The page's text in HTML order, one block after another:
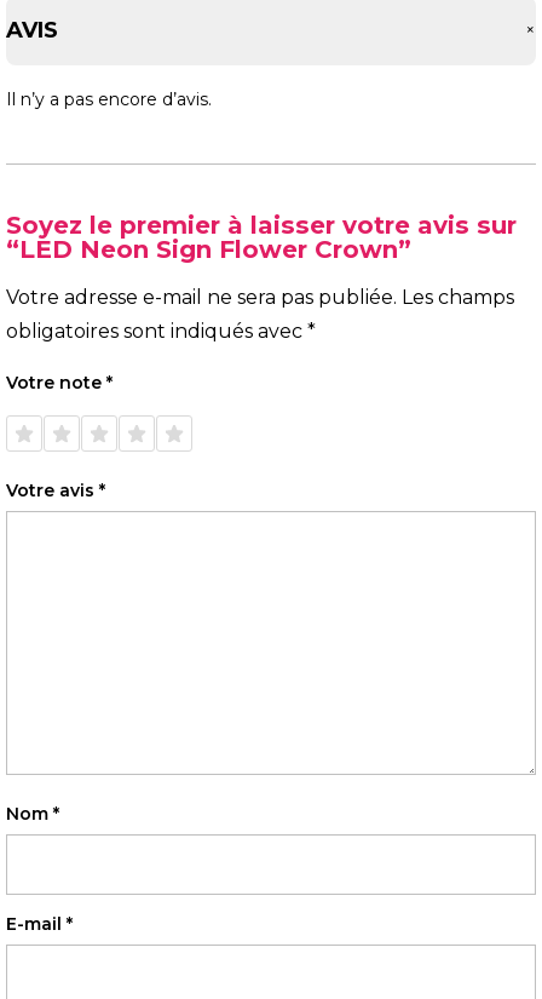
AVIS +
Il n’y a pas encore d’avis.
Soyez le premier à laisser votre avis sur
“LED Neon Sign Flower Crown”
Votre adresse e-mail ne sera pas publiée. Les champs
obligatoires sont indiqués avec *
Votre note *
1 étoile
sur 5
2 étoiles
sur 5
3 étoiles
sur 5
4 étoiles
sur 5
5 étoiles
sur 5
Votre avis *
Nom *
E-mail *